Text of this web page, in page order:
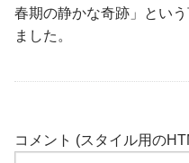
春期の静かな奇跡」とい
ました。
コメント (スタイル用の